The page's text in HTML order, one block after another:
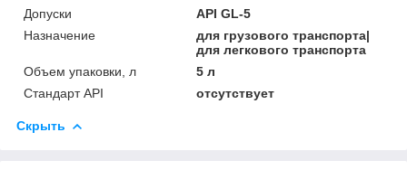
Допуски
API GL-5
Назначение
для грузового транспорта|
для легкового транспорта
Объем упаковки, л
5 л
Стандарт API
отсутствует
Скрыть